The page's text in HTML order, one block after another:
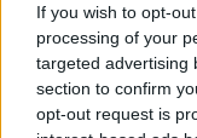
If you wish to opt-
processing of your
targeted advertising
section to confirm
opt-out request is
kedvezményt,
lesz elérhető.
Fontos!A